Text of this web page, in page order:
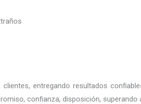
entregando resultados
confianza, disposición, superando